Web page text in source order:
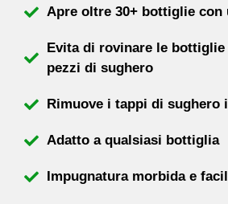
Apre oltre 30+ bottiglie con
Evita di rovinare le bottiglie
pezzi di sughero
Rimuove i tappi di sughero
Adatto a qualsiasi bottiglia
Impugnatura morbida e